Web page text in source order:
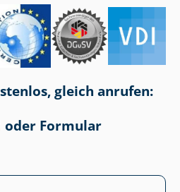
gleich anrufen:
oder Formular